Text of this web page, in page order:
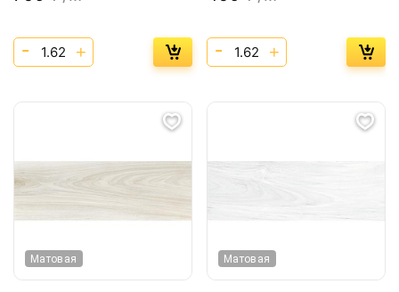
Матовая Матовая